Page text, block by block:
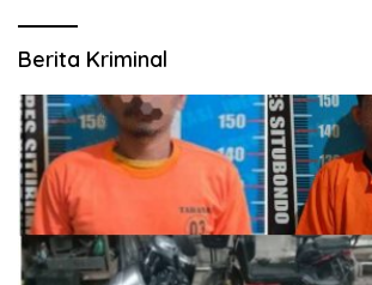
Berita Kriminal